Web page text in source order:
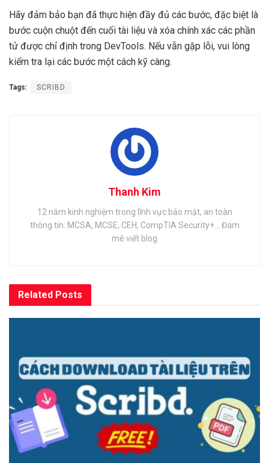
Hãy đảm bảo bạn đã thực hiện đầy đủ các bước, đặc biệt là
bước cuộn chuột đến cuối tài liệu và xóa chính xác các phần
tử được chỉ định trong DevTools. Nếu vẫn gặp lỗi, vui lòng
kiểm tra lại các bước một cách kỹ càng.
Tags: SCRIBD
Thanh Kim
12 năm kinh nghiệm trong lĩnh vực bảo mật, an toàn
thông tin: MCSA, MCSE, CEH, CompTIA Security+... Đam
mê viết blog
Related Posts